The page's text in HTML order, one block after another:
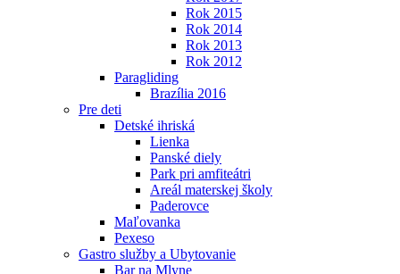
Rok 2015
Rok 2014
Rok 2013
Rok 2012
Paragliding
Brazília 2016
Pre deti
Detské ihriská
Lienka
Panské diely
Park pri amfiteátri
Areál materskej školy
Paderovce
Maľovanka
Pexeso
Gastro služby a Ubytovanie
Bar na Mlyne